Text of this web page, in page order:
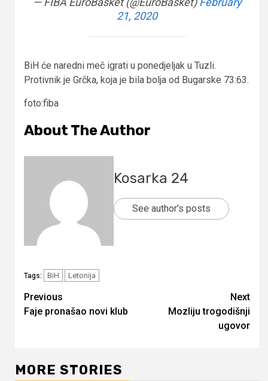
21, 2020
BiH će naredni meč igrati u ponedjeljak u Tuzli.
Protivnik je Grčka, koja je bila bolja od Bugarske 73:63.
foto:fiba
About The Author
Kosarka 24
See author's posts
Tags: BiH Letonija
Continue
Reading
Previous
Faje pronašao novi klub
Next
Mozliju trogodišnji
ugovor
MORE STORIES